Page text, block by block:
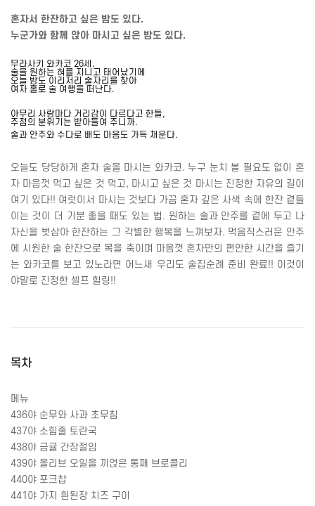
혼자서 한잔하고 싶은 밤도 있다.
누군가와 함께 앉아 마시고 싶은 밤도 있다.
무라사키 와카코 26세 .
술을 원하는 혀를 지니고 태어났기에
오늘 밤도 이리저리 술자리를 찾아
여자 홀로 술 여행을 떠난다.
아무리 사람마다 거리감이 다르다고 한들,
주점의 분위기는 받아들여 주니까.
술과 안주와 수다로 배도 마음도 가득 채운다.
오늘도 당당하게 혼자 술을 마시는 와카코. 누구 눈치 볼 필요도 없이 혼
자 마음껏 먹고 싶은 것 먹고, 마시고 싶은 것 마시는 진정한 자유의 길이
여기 있다!! 여럿이서 마시는 것보다 가끔 혼자 깊은 사색 속에 한잔 곁들
이는 것이 더 기분 좋을 때도 있는 법 . 원하는 술과 안주를 곁에 두고 나
자신을 벗삼아 한잔하는 그 각별한 행복을 느껴보자. 먹음직스러운 안주
에 시원한 술 한잔으로 목을 축이며 마음껏 혼자만의 편안한 시간을 즐기
는 와카코를 보고 있노라면 어느새 우리도 술집순례 준비 완료!! 이것이
야말로 진정한 셀프 힐링!!
목차
메뉴
436야 순무와 사과 초무침
437야 소힘줄 토란국
438야 금귤 간장절임
439야 올리브 오일을 끼얹은 통째 브로콜리
440야 포크찹
441 야 가지 흰된장 치즈 구이